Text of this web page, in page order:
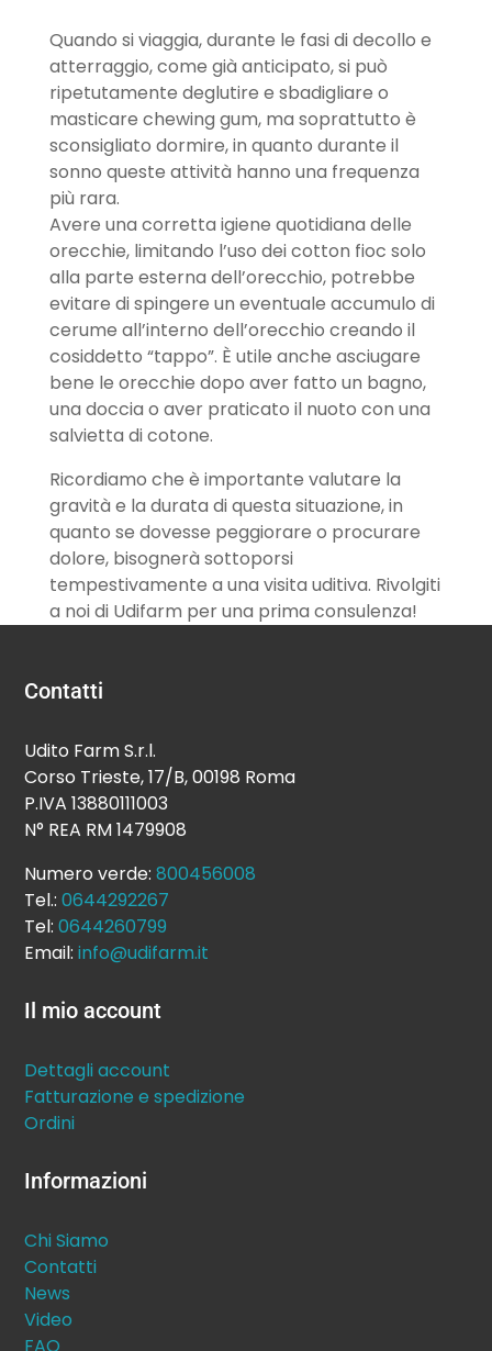
Quando si viaggia, durante le fasi di decollo e
atterraggio, come già anticipato, si può
ripetutamente deglutire e sbadigliare o
masticare chewing gum, ma soprattutto è
sconsigliato dormire, in quanto durante il
sonno queste attività hanno una frequenza
più rara.
Avere una corretta igiene quotidiana delle
orecchie, limitando l’uso dei cotton fioc solo
alla parte esterna dell’orecchio, potrebbe
evitare di spingere un eventuale accumulo di
cerume all’interno dell’orecchio creando il
cosiddetto “tappo”. È utile anche asciugare
bene le orecchie dopo aver fatto un bagno,
una doccia o aver praticato il nuoto con una
salvietta di cotone.
Ricordiamo che è importante valutare la
gravità e la durata di questa situazione, in
quanto se dovesse peggiorare o procurare
dolore, bisognerà sottoporsi
tempestivamente a una visita uditiva. Rivolgiti
a noi di Udifarm per una prima consulenza!
Contatti
Udito Farm S.r.l.
Corso Trieste, 17/B, 00198 Roma
P.IVA 13880111003
N° REA RM 1479908
Numero verde:800456008
Tel.:0644292267
Tel:0644260799
Email:info@udifarm.it
Il mio account
Dettagli account
Fatturazione e spedizione
Ordini
Informazioni
Chi Siamo
Contatti
News
Video